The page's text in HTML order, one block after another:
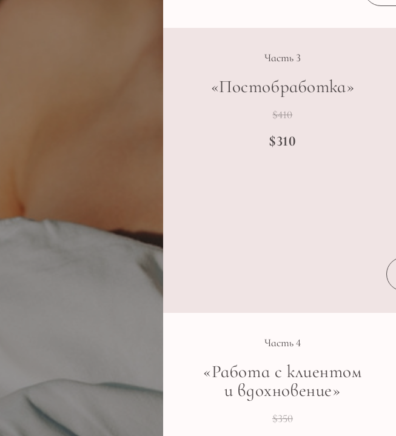
Часть 3
«Постобработка»
$410
$310
Часть 4
«Работа с клиентом
и вдохновение»
$350